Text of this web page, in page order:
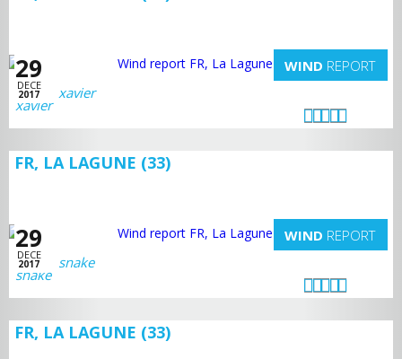
29
DECE
2017
WIND REPORT
xavier
FR, LA LAGUNE (33)
29
DECE
2017
WIND REPORT
snake
FR, LA LAGUNE (33)